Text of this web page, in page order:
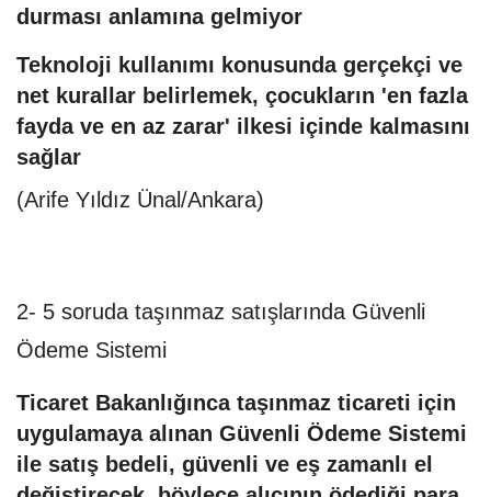
durması anlamına gelmiyor
Teknoloji kullanımı konusunda gerçekçi ve
net kurallar belirlemek, çocukların 'en fazla
fayda ve en az zarar' ilkesi içinde kalmasını
sağlar
(Arife Yıldız Ünal/Ankara)
2- 5 soruda taşınmaz satışlarında Güvenli
Ödeme Sistemi
Ticaret Bakanlığınca taşınmaz ticareti için
uygulamaya alınan Güvenli Ödeme Sistemi
ile satış bedeli, güvenli ve eş zamanlı el